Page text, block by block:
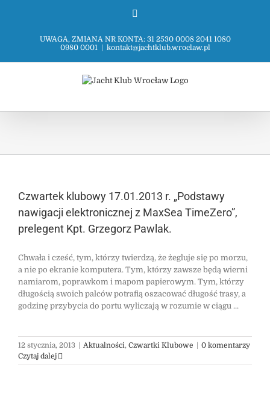
UWAGA, ZMIANA NR KONTA: 31 2530 0008 2041 1080
0980 0001
kontakt@jachtklub.wroclaw.pl
Czwartek klubowy 17.01.2013 r. „Podstawy
nawigacji elektronicznej z MaxSea TimeZero”,
prelegent Kpt. Grzegorz Pawlak.
Chwała i cześć, tym, którzy twierdzą, że żegluje się po morzu,
a nie po ekranie komputera. Tym, którzy zawsze będą wierni
namiarom, poprawkom i mapom papierowym. Tym, którzy
długością swoich palców potrafią oszacować długość trasy, a
godzinę przybycia do portu wyliczają w rozumie w ciągu ...
12 stycznia, 2013 Aktualności, Czwartki Klubowe
0 komentarzy
Czytaj dalej